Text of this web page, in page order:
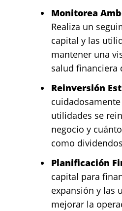
Monitorea
Realiza un
capital y las
mantener una
salud financiera
Reinversión
utilidades se
negocio y
como
Planificación
capital para
expansión y las
mejorar la